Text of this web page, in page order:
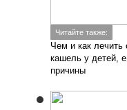
Читайте также:
Чем и как лечить
кашель у детей,
причины